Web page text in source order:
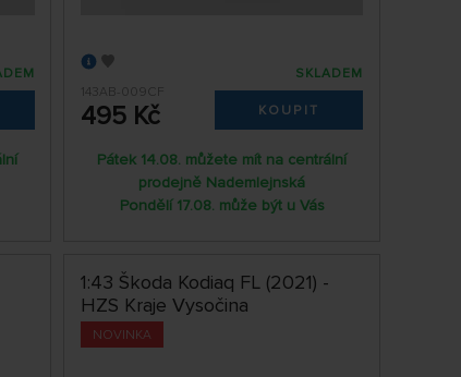
143AB-009CF
495 Kč
SKLADEM
KOUPIT
Pátek 14.08. můžete mít na centrální
prodejně Nademlejnská
Pondělí 17.08. může být u Vás
1:43 Škoda Kodiaq FL (2021) -
HZS Kraje Vysočina
NOVINKA